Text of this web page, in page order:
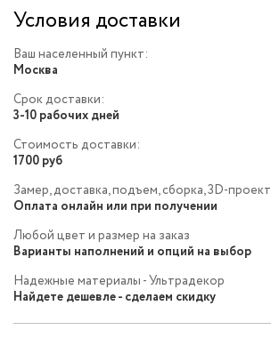
Условия доставки
Ваш населенный пункт:
Москва
Срок доставки:
3-10 рабочих дней
Стоимость доставки:
1700 руб
Замер, доставка, подъем, сборка, 3D-проект
Оплата онлайн или при получении
Любой цвет и размер на заказ
Варианты наполнений и опций на выбор
Надежные материалы - Ультрадекор
Найдете дешевле - сделаем скидку